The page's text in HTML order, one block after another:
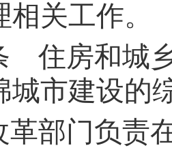
关工作。
住房和城
城市建设的
革部门负责